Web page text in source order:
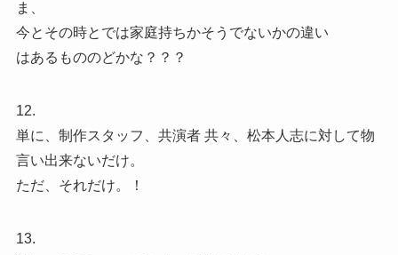
ま、
今とその時とでは家庭持ちかそうでないかの違い
はあるもののどかな？？？
12.
単に、制作スタッフ、共演者 共々、松本人志に対して物
言い出来ないだけ。
ただ、それだけ。！
13.